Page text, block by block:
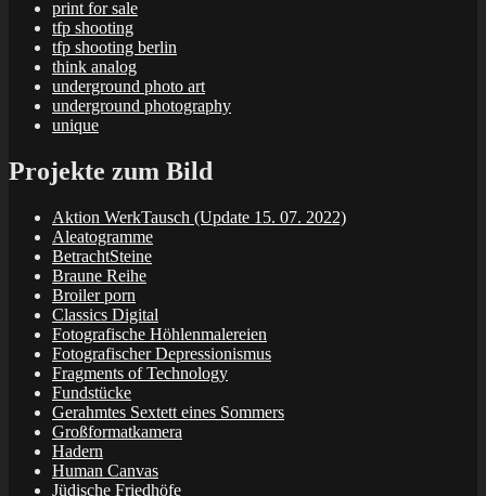
print for sale
tfp shooting
tfp shooting berlin
think analog
underground photo art
underground photography
unique
Projekte zum Bild
Aktion WerkTausch (Update 15. 07. 2022)
Aleatogramme
BetrachtSteine
Braune Reihe
Broiler porn
Classics Digital
Fotografische Höhlenmalereien
Fotografischer Depressionismus
Fragments of Technology
Fundstücke
Gerahmtes Sextett eines Sommers
Großformatkamera
Hadern
Human Canvas
Jüdische Friedhöfe